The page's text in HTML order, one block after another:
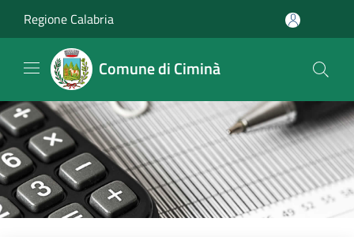
Regione Calabria
Comune di Ciminà